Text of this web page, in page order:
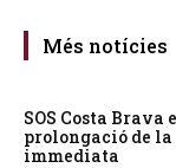
Més notícies
SOS Costa
prolongació de
immediata